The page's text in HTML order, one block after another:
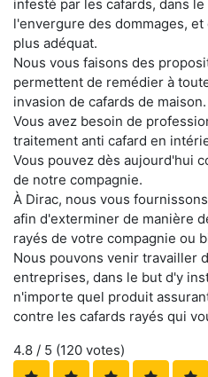
infesté par les cafards, dans
l'envergure des dommages,
plus adéquat.
Nous vous faisons des
permettent de remédier à
invasion de cafards de maison.
Vous avez besoin de
traitement anti cafard en
Vous pouvez dès aujourd'hui
de notre compagnie.
À Dirac, nous vous
afin d'exterminer de manière
rayés de votre compagnie ou
Nous pouvons venir travailler
entreprises, dans le but d'y
n'importe quel produit
contre les cafards rayés qui
4.8 / 5 (120 votes)